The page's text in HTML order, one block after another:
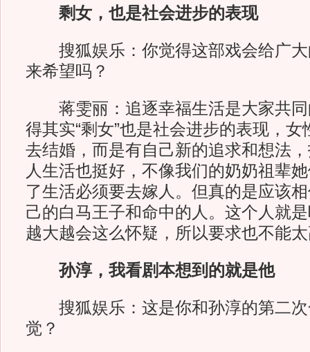
剩女，也是社会进步的表现
搜狐娱乐：你觉得这部戏会给广大
来希望吗？
蒋雯丽：追逐幸福生活是大家共同
得其实“剩女”也是社会进步的表现，
去结婚，而是有自己新的追求和想法
人生活也挺好，不像我们的奶奶祖辈
了生活必须要去嫁人。但真的是应该
己的白马王子和命中的人。这个人就
越大越会这么怀疑，所以要求也不能
孙淳，我看剧本想到的就是他
搜狐娱乐：这是你和孙淳的第二次
觉？